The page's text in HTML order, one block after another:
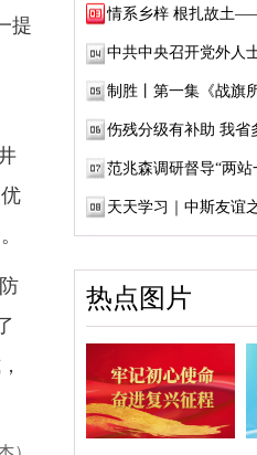
提
情系乡梓 根扎故土
中共中央召开党外人
制胜丨第一集《战旗
伤残分级有补助 我省
范兆森调研督导“两站
天天学习｜中斯友谊
热点图片